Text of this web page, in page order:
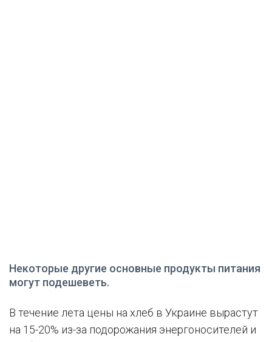
Некоторые другие основные продукты питания
могут подешеветь.
В течение лета цены на хлеб в Украине вырастут
на 15-20% из-за подорожания энергоносителей и